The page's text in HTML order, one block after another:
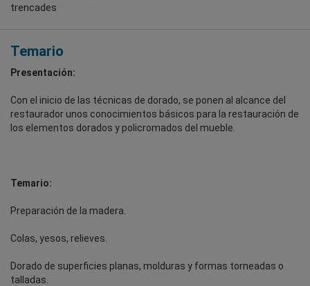
trencades
Temario
Presentación:
Con el inicio de las técnicas de dorado, se ponen al alcance del
restaurador unos conocimientos básicos para la restauración de
los elementos dorados y policromados del mueble.
Temario:
Preparación de la madera.
Colas, yesos, relieves.
Dorado de superficies planas, molduras y formas torneadas o
talladas.